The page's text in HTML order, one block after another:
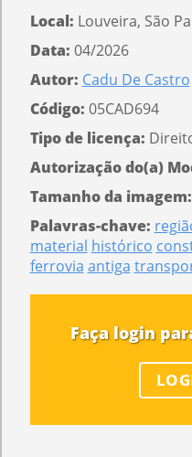
Local: Louveira, São
Data: 04/2026
Autor: Cadu De Castro
Código: 05CAD694
Tipo de licença:
Autorização do(a)
Tamanho da imagem:
Palavras-chave:
material histórico
ferrovia antiga
Faça login